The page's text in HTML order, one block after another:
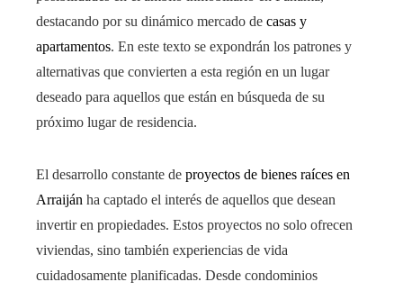
destacando por su dinámico mercado de casas y
apartamentos. En este texto se expondrán los patrones y
alternativas que convierten a esta región en un lugar
deseado para aquellos que están en búsqueda de su
próximo lugar de residencia.
El desarrollo constante de proyectos de bienes raíces en
Arraiján ha captado el interés de aquellos que desean
invertir en propiedades. Estos proyectos no solo ofrecen
viviendas, sino también experiencias de vida
cuidadosamente planificadas. Desde condominios